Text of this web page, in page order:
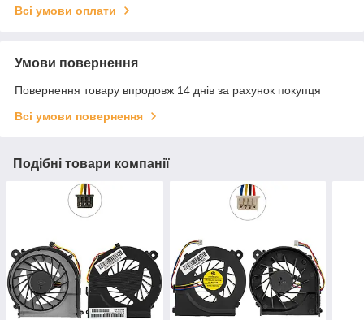
Всі умови оплати
Умови повернення
Повернення товару впродовж 14 днів за рахунок покупця
Всі умови повернення
Подібні товари компанії